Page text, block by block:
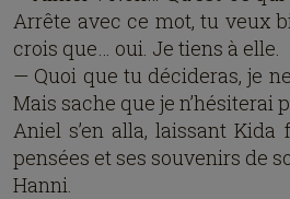
Arrête avec ce mot, tu veux
crois que… oui. Je tiens à elle.
— Quoi que tu décideras, je
Mais sache que je n’hésiterai
Aniel s’en alla, laissant Kida
pensées et ses souvenirs de
Hanni.